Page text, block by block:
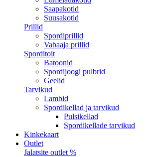
Saapakotid
Suusakotid
Prillid
Spordiprillid
Vabaaja prillid
Sporditoit
Batoonid
Spordijoogi pulbrid
Geelid
Tarvikud
Lambid
Spordikellad ja tarvikud
Pulsikellad
Spordikellade tarvikud
Kinkekaart
Outlet
Jalatsite outlet %